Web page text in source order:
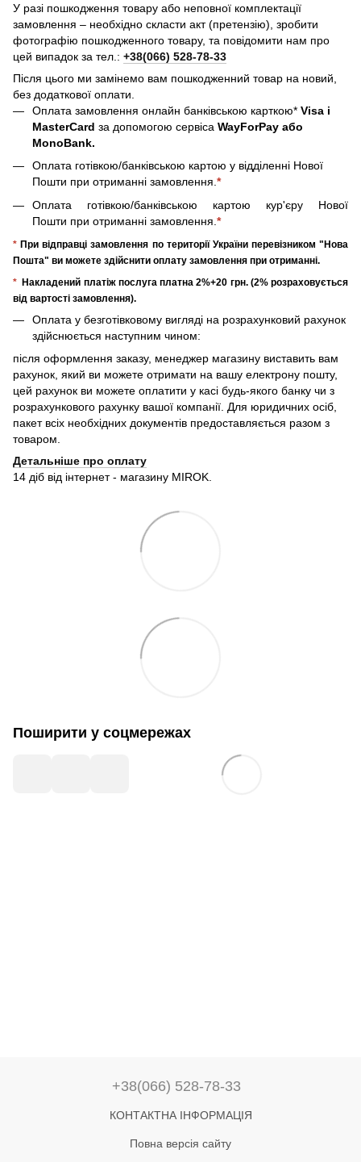
У разі пошкодження товару або неповної комплектації
замовлення – необхідно скласти акт (претензію), зробити
фотографію пошкодженного товару, та повідомити нам про
цей випадок за тел.: +38(066) 528-78-33
Після цього ми замінемо вам пошкодженний товар на новий,
без додаткової оплати.
Оплата замовлення онлайн банківською карткою* Visa і
MasterCard за допомогою сервіса WayForPay або
MonoBank.
Оплата готівкою/банківською картою у відділенні Нової
Пошти при отриманні замовлення. *
Оплата готівкою/банківською картою кур'єру Нової
Пошти при отриманні замовлення. *
* При відправці замовлення по території України перевізником "Нова
Пошта" ви можете здійснити оплату замовлення при отриманні.
* Накладений платіж послуга платна 2%+20 грн. (2% розраховується
від вартості замовлення).
Оплата у безготівковому вигляді на розрахунковий рахунок
здійснюється наступним чином:
після оформлення заказу, менеджер магазину виставить вам
рахунок, який ви можете отримати на вашу електрону пошту,
цей рахунок ви можете оплатити у касі будь-якого банку чи з
розрахункового рахунку вашої компанії. Для юридичних осіб,
пакет всіх необхідних документів предоставляється разом з
товаром.
Детальніше про оплату
14 діб від інтернет - магазину MIROK.
Поширити у соцмережах
+38(066) 528-78-33
КОНТАКТНА ІНФОРМАЦІЯ
Повна версія сайту